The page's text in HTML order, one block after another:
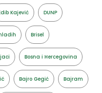
Kajević DUNP
Brisel
Bosna i Hercegovina
Bajro Gegić Bajram